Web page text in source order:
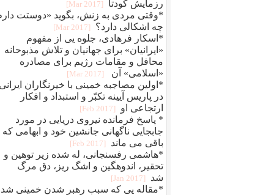
رزمایش کودتا
[2017 Mar]
*وقتی مردی به زنش، بگوید «دوستت
چه اشکالی دارد؟
[2017 Mar]
*اسکار فرهادی، جلوه یی از مفهوم
«ایرانیان» برای جهانیان و تلاش مذبوحانه
محافل و ‏مقامات رژیم برای مصادره
«اسلامی» آن
[2017 Mar]
*اولین مصاجبه خمینی با خیرنگاران
در پاریس آیینه تکبّر و استبداد و افکار
ارتجاعی او
[2017 Feb]
* پاسخ فرمانده نیروی دریایی در مورد
جابجایی ناگهانی جانشین خود و ابهامی که
باقی می ماند
[2017 Feb]
*هاشمی رفسنجانی، له شده زیر توهین و
تحقیر، اندوهگین و اشگ ریز، دق مرگ
شد
[2017 Jan]
*مقاله یی که سبب رهبر شدن خمینی شد